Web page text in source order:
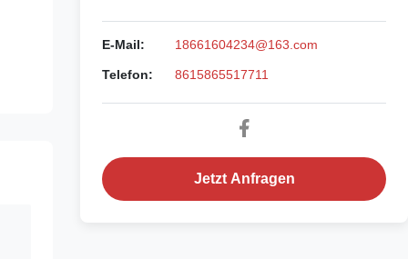
E-Mail: 18661604234@163.com
Telefon: 8615865517711
Jetzt Anfragen